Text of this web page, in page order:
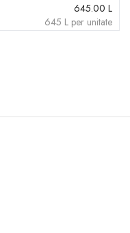
645.00 L
645 L per unitate